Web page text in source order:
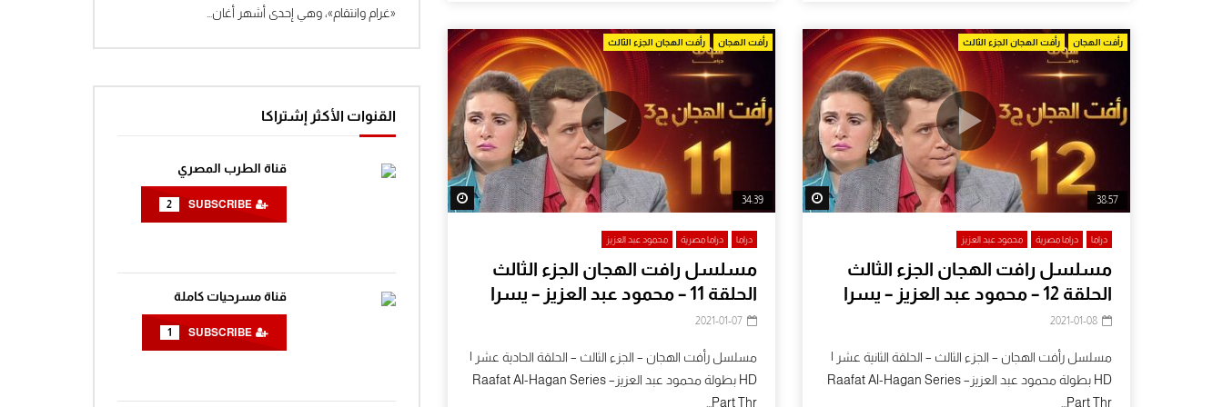
رأفت الهجان رأفت الهجان الجزء الثالث
Watch Later 38:57
دراما دراما مصرية محمود عبد العزيز
مسلسل رافت الهجان الجزء الثالث
الحلقة 12 – محمود عبد العزيز – يسرا
2021-01-08
مسلسل رأفت الهجان – الجزء الثالث – الحلقة الثانية عشر |
HD بطولة محمود عبد العزيزRaafat Al-Hagan Series –
Part Thr...
رأفت الهجان رأفت الهجان الجزء الثالث
34:39
دراما دراما مصرية محمود عبد العزيز
مسلسل رافت الهجان الجزء الثالث
الحلقة 11 – محمود عبد العزيز – يسرا
2021-01-07
مسلسل رأفت الهجان – الجزء الثالث – الحلقة الحادية عشر |
HD بطولة محمود عبد العزيزRaafat Al-Hagan Series –
Part Thr...
«غرام وانتقام»، وهي إحدى أشهر أغان...
القنوات الأكثر إشتراكا
قناة الطرب المصري
2
قناة مسرحيات كاملة
1